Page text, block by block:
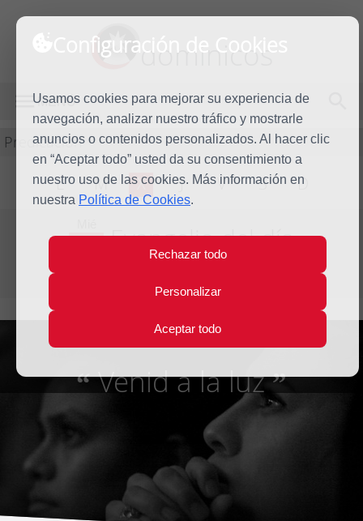
Configuración de Cookies
Usamos cookies para mejorar su experiencia de
navegación, analizar nuestro tráfico y mostrarle
anuncios o contenidos personalizados. Al hacer clic
en “Aceptar todo” usted da su consentimiento a
nuestro uso de las cookies. Más información en
nuestra Política de Cookies.
Rechazar todo
Personalizar
Aceptar todo
dominicos
MENÚ
Predicación
L M X J V S D
18 Evangelio del día
“Venid a la luz”